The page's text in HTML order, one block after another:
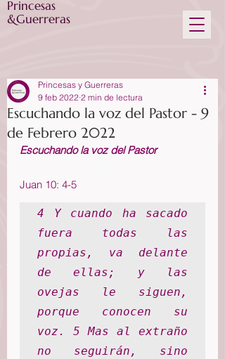
Princesas
&Guerreras
Escuchando la voz del Pastor - 9
de Febrero 2022
Princesas y Guerreras
9 feb 2022 2 min de lectura
Escuchando la voz del Pastor
Juan 10: 4-5
4 Y cuando ha sacado
fuera todas las
propias, va delante
de ellas; y las
ovejas le siguen,
porque conocen su
voz. 5 Mas al extraño
no seguirán, sino